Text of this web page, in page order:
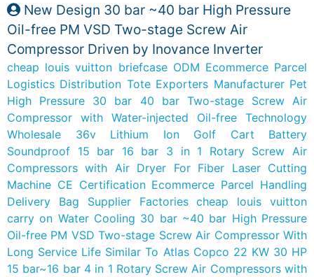
New Design 30 bar ~40 bar High Pressure
Oil-free PM VSD Two-stage Screw Air
Compressor Driven by Inovance Inverter
cheap louis vuitton briefcase ODM Ecommerce Parcel
Logistics Distribution Tote Exporters Manufacturer Pet
High Pressure 30 bar 40 bar Two-stage Screw Air
Compressor with Water-injected Oil-free Technology
Wholesale 36v Lithium Ion Golf Cart Battery
Soundproof 15 bar 16 bar 3 in 1 Rotary Screw Air
Compressors with Air Dryer For Fiber Laser Cutting
Machine CE Certification Ecommerce Parcel Handling
Delivery Bag Supplier Factories cheap louis vuitton
carry on Water Cooling 30 bar ~40 bar High Pressure
Oil-free PM VSD Two-stage Screw Air Compressor With
Long Service Life Similar To Atlas Copco 22 KW 30 HP
15 bar~16 bar 4 in 1 Rotary Screw Air Compressors with